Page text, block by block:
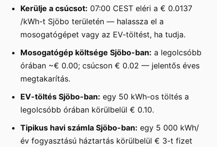
Kerülje a csúcsot: 07:00 CEST eléri a € 0.0137
/kWh-t Sjöbo területén — halassza el a
mosogatógépet vagy az EV-töltést, ha tudja.
Mosogatógép költsége Sjöbo-ban: a legolcsóbb
órában ~€ 0.00; csúcson € 0.02 — jelentős éves
megtakarítás.
EV-töltés Sjöbo-ban: egy 50 kWh-os töltés a
legolcsóbb órában körülbelül € 0.10.
Tipikus havi számla Sjöbo-ban: egy 5 000 kWh/
év fogyasztású háztartás körülbelül € 3-t fizet